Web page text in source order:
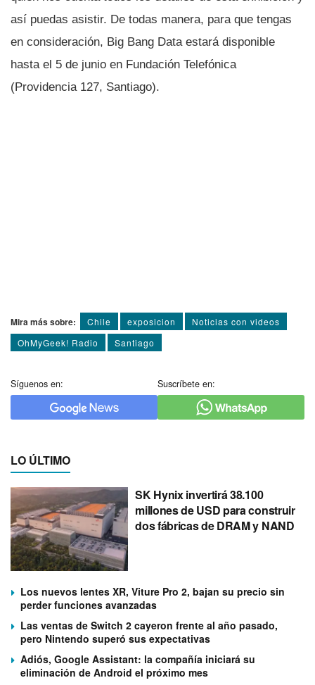
así­ puedas asistir. De todas manera, para que tengas
en consideración, Big Bang Data estará disponible
hasta el 5 de junio en Fundación Telefónica
(Providencia 127, Santiago).
Mira más sobre: Chile exposicion
Noticias con videos
OhMyGeek! Radio
Santiago
Síguenos en: Suscríbete en:
LO ÚLTIMO
SK Hynix invertirá 38.100
millones de USD para construir
dos fábricas de DRAM y NAND
Los nuevos lentes XR, Viture Pro 2, bajan su precio sin
perder funciones avanzadas
Las ventas de Switch 2 cayeron frente al año pasado,
pero Nintendo superó sus expectativas
Adiós, Google Assistant: la compañía iniciará su
eliminación de Android el próximo mes